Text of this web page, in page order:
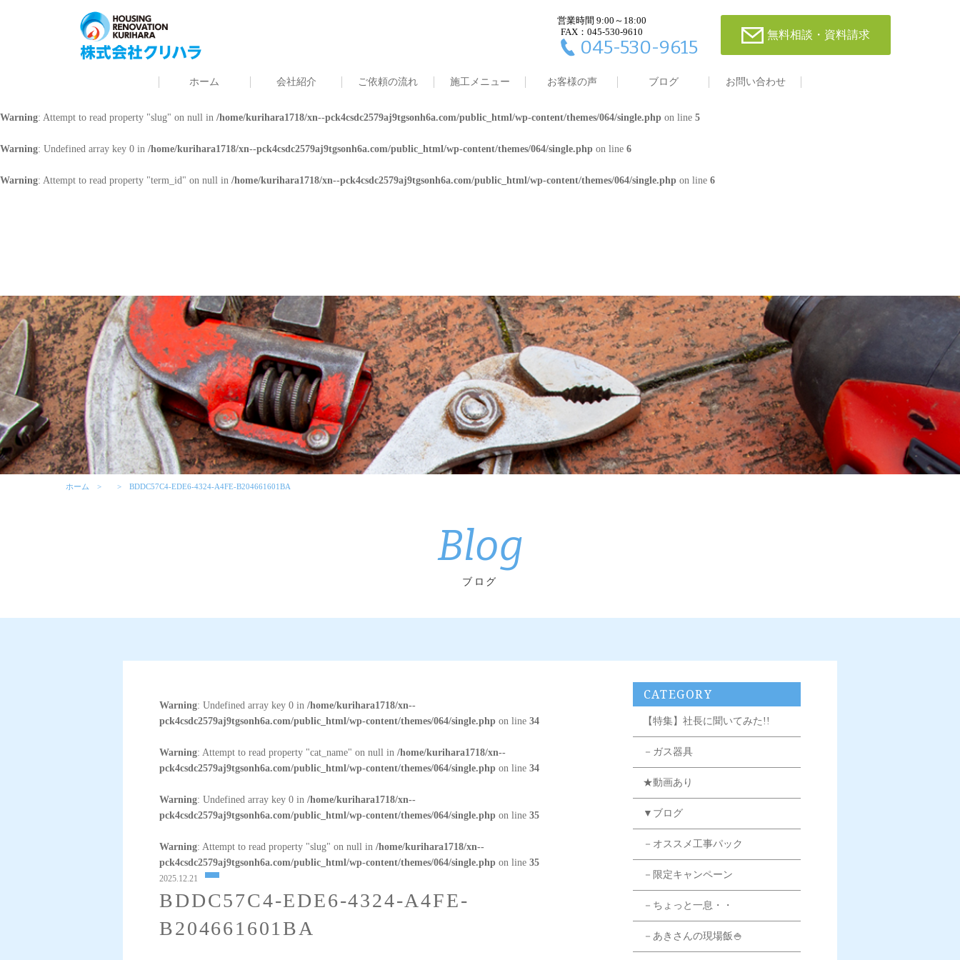
営業時間 9:00～18:00
FAX：045-530-9610
045-530-9615
無料相談・資料請求
ホーム 会社紹介 ご依頼の流れ 施工メニュー お客様の声 ブログ お問い合わせ
: Undefined array key 0 in/home/kurihara1718/xn--pck4csdc2579aj9tgsonh6a.com/public_html/wp-content/themes/064/single.phpon line4
: Attempt to read property "cat_name" on null in /home/kurihara1718/xn--pck4csdc2579aj9tgsonh6a.com/public_html/wp-content/themes/064/single.phpon line 4
/home/kurihara1718/xn--pck4csdc2579aj9tgsonh6a.com/public_html/wp-content/themes/064/single.phpon line
Warning: Attempt to read property "slug" on null in /home/kurihara1718/xn--pck4csdc2579aj9tgsonh6a.com/public_html/wp-content/themes/064/single.php on line 5
Warning: Undefined array key 0 in /home/kurihara1718/xn--pck4csdc2579aj9tgsonh6a.com/public_html/wp-content/themes/064/single.php on line 6
Warning: Attempt to read property "term_id" on null in /home/kurihara1718/xn--pck4csdc2579aj9tgsonh6a.com/public_html/wp-content/themes/064/single.php on line 6
ホーム BDDC57C4-EDE6-4324-A4FE-B204661601BA
Blog
ブログ
Warning: Undefined array key 0 in/home/kurihara1718/xn--
pck4csdc2579aj9tgsonh6a.com/public_html/wp-content/themes/064/single.php on line34
Warning: Attempt to read property "cat_name" on null in/home/kurihara1718/xn--
pck4csdc2579aj9tgsonh6a.com/public_html/wp-content/themes/064/single.php on line34
Warning: Undefined array key 0 in/home/kurihara1718/xn--
pck4csdc2579aj9tgsonh6a.com/public_html/wp-content/themes/064/single.php on line35
Warning: Attempt to read property "slug" on null in/home/kurihara1718/xn--
pck4csdc2579aj9tgsonh6a.com/public_html/wp-content/themes/064/single.php on line35
2025.12.21
BDDC57C4-EDE6-4324-A4FE-
B204661601BA
CATEGORY
【特集】社長に聞いてみた!!
－ガス器具
★動画あり
▼ブログ
－オススメ工事パック
－限定キャンペーン
－ちょっと一息・・
－あきさんの現場飯🍚